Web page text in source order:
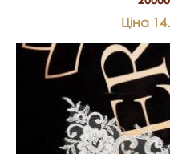
Ціна